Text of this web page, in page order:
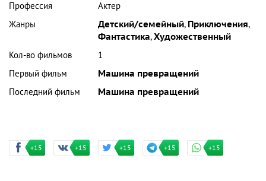
Профессия
Актер
Жанры
Детский/семейный, Приключения,
Фантастика,Художественный
Кол-во фильмов
1
Первый фильм
Машина превращений
Последний фильм
Машина превращений
+15 +15 +15 +15 +15